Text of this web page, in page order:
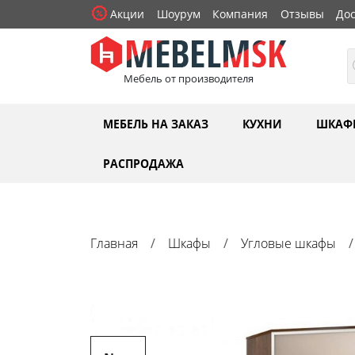
Акции Шоурум Компания Отзывы
Мебель от производителя
МЕБЕЛЬ НА ЗАКАЗ КУХНИ
РАСПРОДАЖА
Главная Шкафы Угловые шкафы